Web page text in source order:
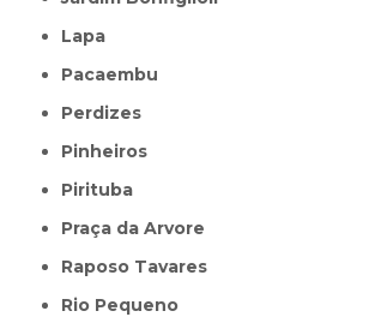
Lapa
Pacaembu
Perdizes
Pinheiros
Pirituba
Praça da Arvore
Raposo Tavares
Rio Pequeno